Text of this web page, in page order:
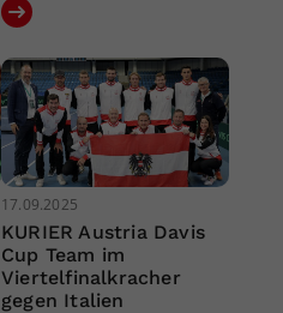
17.09.2025
KURIER Austria Davis
Cup Team im
Viertelfinalkracher
gegen Italien